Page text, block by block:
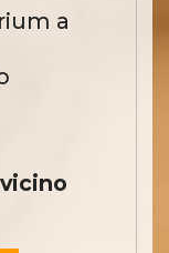
a